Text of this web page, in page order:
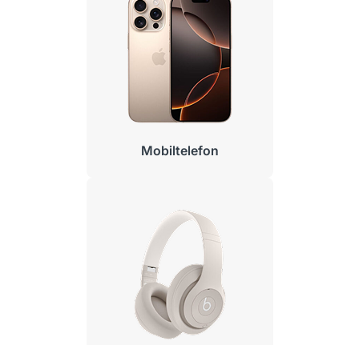
Mobiltelefon